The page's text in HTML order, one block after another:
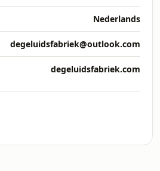
Nederlands
degeluidsfabriek@outlook.com
degeluidsfabriek.com